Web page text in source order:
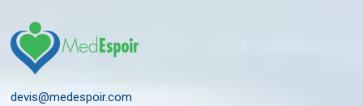
devis@medespoir.com